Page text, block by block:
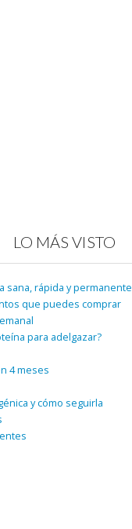
LO MÁS VISTO
sana, rápida y permanente
que puedes comprar
para adelgazar?
4 meses
y cómo seguirla